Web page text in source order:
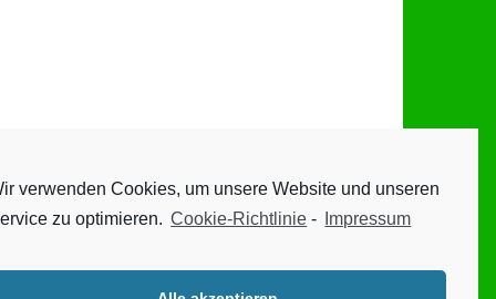
verwenden Cookies, um unsere Website und unseren
zu optimieren. Cookie-Richtlinie - Impressum